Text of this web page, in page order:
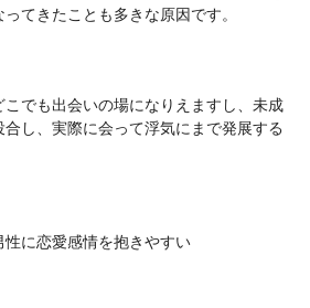
てきたことも多きな原因です。
でも出会いの場になりえますし、未成
し、実際に会って浮気にまで発展する
に恋愛感情を抱きやすい